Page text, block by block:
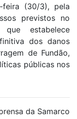
feira (30/3), pela
previstos no
estabelece
dos danos
de Fundão,
públicas nos
da Samarco